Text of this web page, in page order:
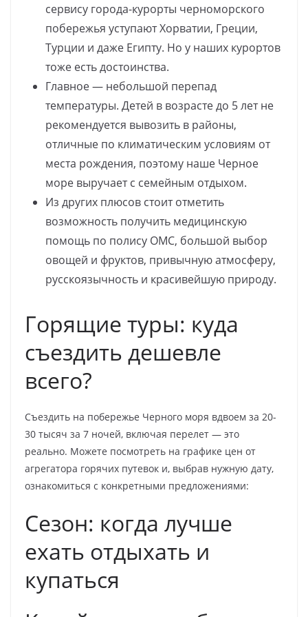
сервису города-курорты черноморского
побережья уступают Хорватии, Греции,
Турции и даже Египту. Но у наших курортов
тоже есть достоинства.
Главное — небольшой перепад
температуры. Детей в возрасте до 5 лет не
рекомендуется вывозить в районы,
отличные по климатическим условиям от
места рождения, поэтому наше Черное
море выручает с семейным отдыхом.
Из других плюсов стоит отметить
возможность получить медицинскую
помощь по полису ОМС, большой выбор
овощей и фруктов, привычную атмосферу,
русскоязычность и красивейшую природу.
Горящие туры: куда
съездить дешевле
всего?
Съездить на побережье Черного моря вдвоем за 20-
30 тысяч за 7 ночей, включая перелет — это
реально. Можете посмотреть на графике цен от
агрегатора горячих путевок и, выбрав нужную дату,
ознакомиться с конкретными предложениями:
Сезон: когда лучше
ехать отдыхать и
купаться